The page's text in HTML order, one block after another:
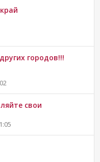
городов!!!
свои